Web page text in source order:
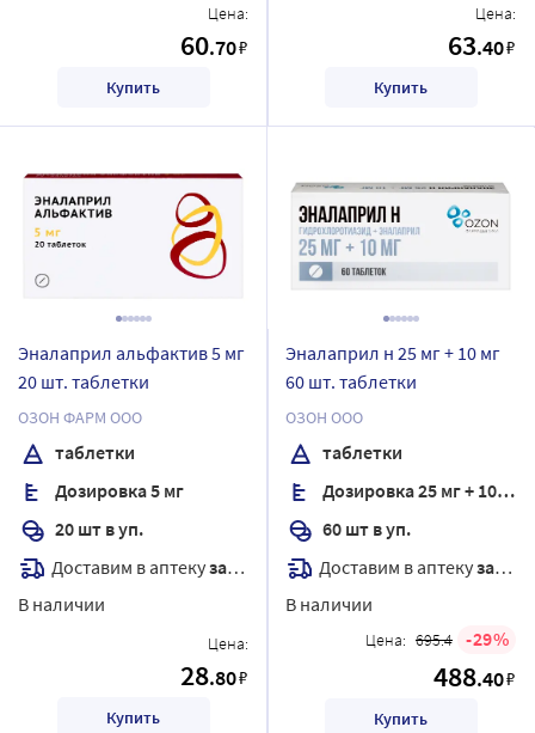
Цена:
60.70₽
Купить
Цена:
63.40₽
Купить
Эналаприл альфактив 5 мг
20 шт. таблетки
ОЗОН ФАРМ ООО
таблетки
Дозировка 5 мг
20 шт в уп.
Доставим в аптекузавтра
В наличии
Цена:
28.80₽
Купить
Эналаприл н 25 мг + 10 мг
60 шт. таблетки
ОЗОН ООО
таблетки
Дозировка 25 мг + 10 мг
60 шт в уп.
Доставим в аптекузавтра
В наличии
Цена: 695.4 29
488.40₽
Купить